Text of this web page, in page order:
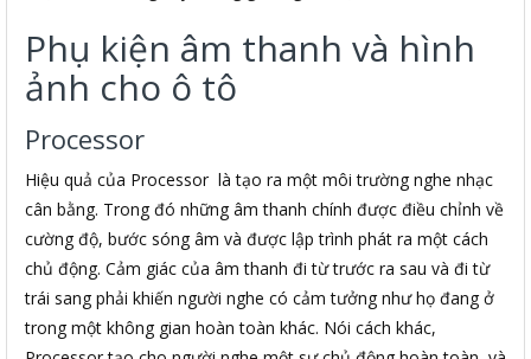
Phụ kiện âm thanh và hình
ảnh cho ô tô
Processor
Hiệu quả của Processor là tạo ra một môi trường nghe nhạc
cân bằng. Trong đó những âm thanh chính được điều chỉnh về
cường độ, bước sóng âm và được lập trình phát ra một cách
chủ động. Cảm giác của âm thanh đi từ trước ra sau và đi từ
trái sang phải khiến người nghe có cảm tưởng như họ đang ở
trong một không gian hoàn toàn khác. Nói cách khác,